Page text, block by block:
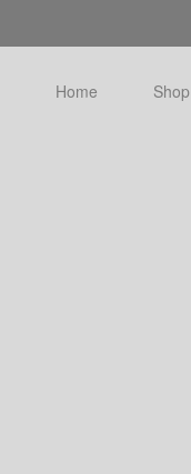
Home Shop